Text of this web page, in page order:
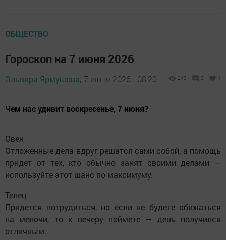
ОБЩЕСТВО
Гороскоп на 7 июня 2026
Эльвира Ярмушова, 7 июня 2026 - 08:20 243 0 1
Чем нас удивит воскресенье, 7 июня?
Овен
Отложенные дела вдруг решатся сами собой, а помощь
придет от тех, кто обычно занят своими делами —
используйте этот шанс по максимуму.
Телец
Придется потрудиться, но если не будете обижаться
на мелочи, то к вечеру поймете — день получился
отличным.